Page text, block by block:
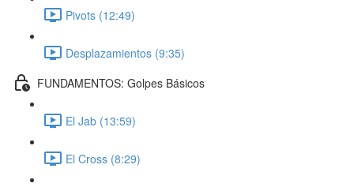
Pivots (12:49)
Desplazamientos (9:35)
FUNDAMENTOS: Golpes Básicos
El Jab (13:59)
El Cross (8:29)